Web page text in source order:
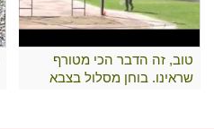
טוב, זה הדבר הכי מטורף
שראינו. בוחן מסלול בצבא